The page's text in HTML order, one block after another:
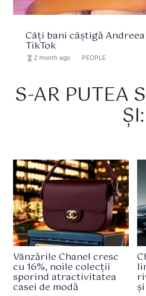
Câți bani câștigă
TikTok
hourglass_full 2 month ago PEOPLE
S-AR PUTEA
ȘI:
Vânzările Chanel cresc
cu 16%, noile colecții
sporind atractivitatea
casei de modă